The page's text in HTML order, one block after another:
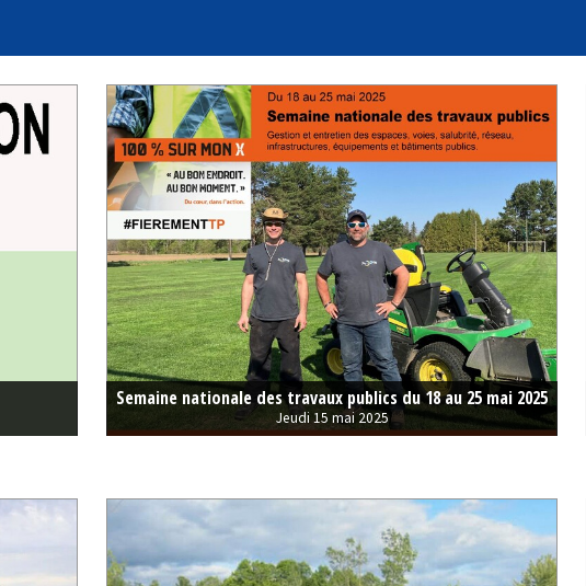
Semaine nationale des travaux publics du 18 au 25 mai 2025
Jeudi 15 mai 2025